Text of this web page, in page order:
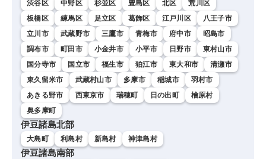
渋谷区 中野区 杉並区 豊島区 北区
荒川区
板橋区
練馬区 足立区 葛飾区 江戸川区
八王子市
立川市
武蔵野市 三鷹市 青梅市 府中市
昭島市
調布市
町田市 小金井市 小平市 日野市
東村山市
国分寺市
国立市 福生市 狛江市 東大和市
清瀬市
東久留米市
武蔵村山市 多摩市 稲城市
羽村市
あきる野市
西東京市 瑞穂町 日の出町
檜原村
奥多摩町
伊豆諸島北部
大島町 利島村 新島村 神津島村
伊豆諸島南部